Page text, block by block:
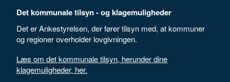
Det kommunale tilsyn - og klagemuligheder
Det er Ankestyrelsen, der fører tilsyn med, at kommuner
og regioner overholder lovgivningen.
Læs om det kommunale tilsyn, herunder dine
klagemuligheder, her.